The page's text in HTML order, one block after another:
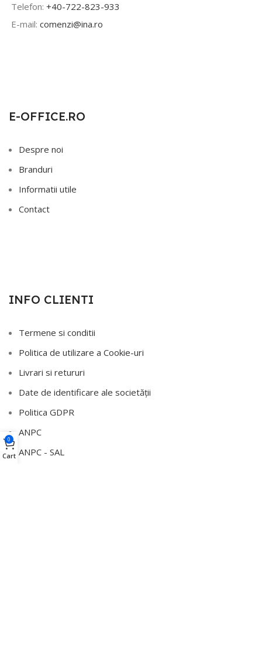
Telefon: +40-722-823-933
E-mail: comenzi@ina.ro
E-OFFICE.RO
Despre noi
Branduri
Informatii utile
Contact
INFO CLIENTI
Termene si conditii
Politica de utilizare a Cookie-uri
Livrari si retururi
Date de identificare ale societății
Politica GDPR
ANPC
ANPC - SAL
0
Cart